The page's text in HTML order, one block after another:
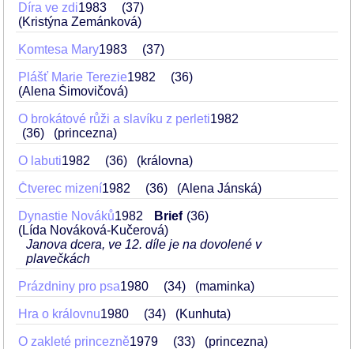
Díra ve zdi1983
37
(Kristýna Zemánková)
Komtesa Mary1983 37
Plášť Marie Terezie1982
36
(Alena Šimovičová)
O brokátové růži a slavíku z perleti1982
36
(princezna)
O labuti1982 36 (královna)
Čtverec mizení1982 36 (Alena Jánská)
Dynastie Nováků1982 Brief 36
(Lída Nováková-Kučerová)
Janova dcera, ve 12. díle je na dovolené v
plavečkách
Prázdniny pro psa1980 34 (maminka)
Hra o královnu1980 34 (Kunhuta)
O zakleté princezně1979 33 (princezna)